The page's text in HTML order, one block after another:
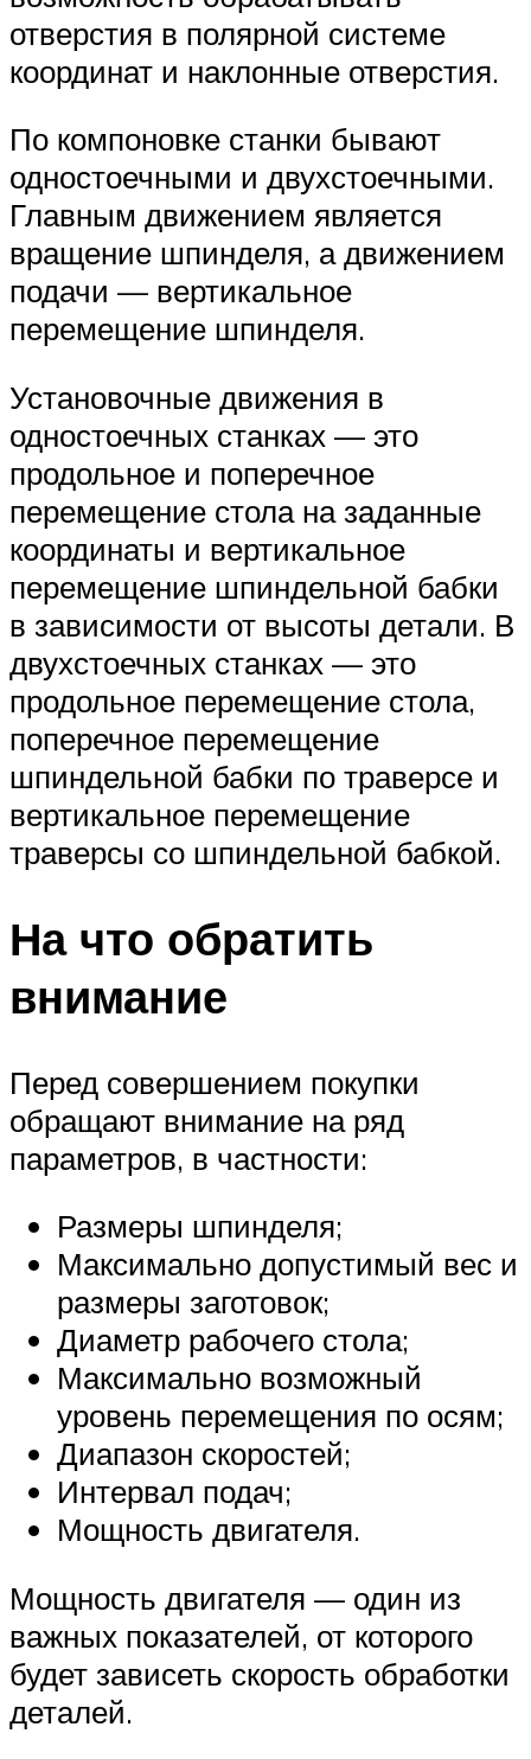
отверстия в полярной системе
координат и наклонные отверстия.
По компоновке станки бывают
одностоечными и двухстоечными.
Главным движением является
вращение шпинделя, а движением
подачи — вертикальное
перемещение шпинделя.
Установочные движения в
одностоечных станках — это
продольное и поперечное
перемещение стола на заданные
координаты и вертикальное
перемещение шпиндельной бабки
в зависимости от высоты детали. В
двухстоечных станках — это
продольное перемещение стола,
поперечное перемещение
шпиндельной бабки по траверсе и
вертикальное перемещение
траверсы со шпиндельной бабкой.
На что обратить
внимание
Перед совершением покупки
обращают внимание на ряд
параметров, в частности:
Размеры шпинделя;
Максимально допустимый вес и
размеры заготовок;
Диаметр рабочего стола;
Максимально возможный
уровень перемещения по осям;
Диапазон скоростей;
Интервал подач;
Мощность двигателя.
Мощность двигателя — один из
важных показателей, от которого
будет зависеть скорость обработки
деталей.